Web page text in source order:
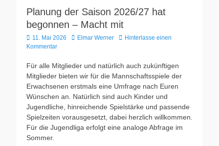
Planung der Saison 2026/27 hat
begonnen – Macht mit
Veröffentlicht
am
11. Mai 2026 AutorElmar Werner
Hinterlasse einen
Kommentar
Für alle Mitglieder und natürlich auch zukünftigen
Mitglieder bieten wir für die Mannschaftsspiele der
Erwachsenen erstmals eine Umfrage nach Euren
Wünschen an. Natürlich sind auch Kinder und
Jugendliche, hinreichende Spielstärke und passende
Spielzeiten vorausgesetzt, dabei herzlich willkommen.
Für die Jugendliga erfolgt eine analoge Abfrage im
Sommer.